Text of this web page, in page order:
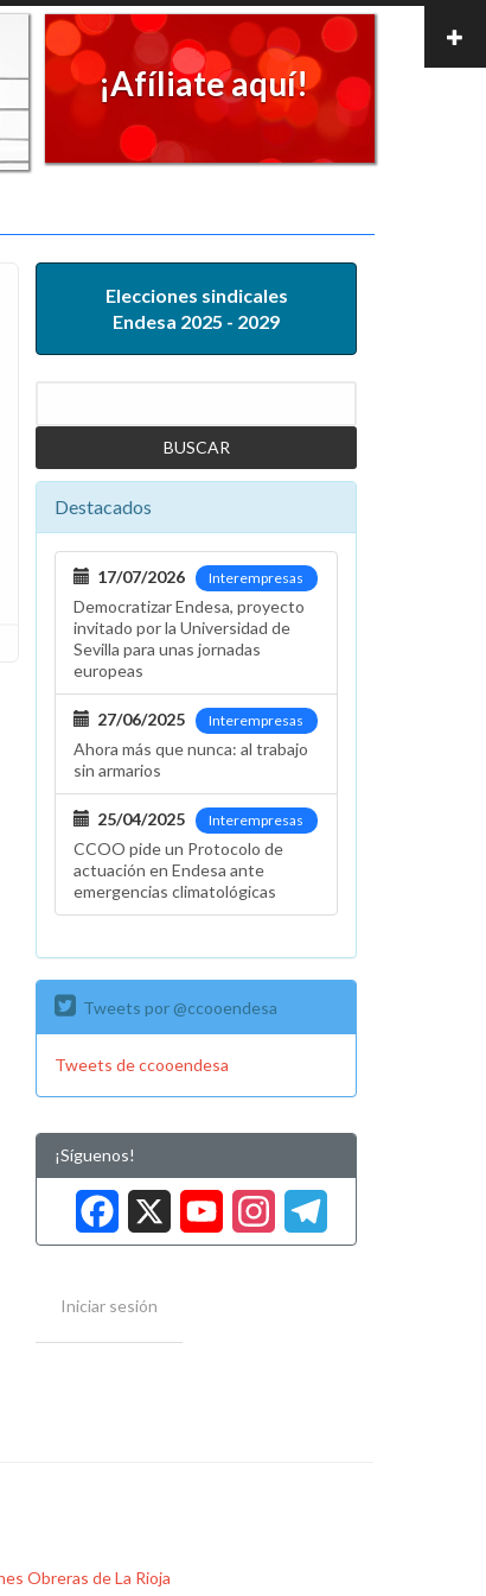
¡Afíliate aquí!
Elecciones sindicales
Endesa 2025 - 2029
Destacados
Interempresas
17/07/2026
Democratizar Endesa, proyecto
invitado por la Universidad de
Sevilla para unas jornadas
europeas
Interempresas
27/06/2025
Ahora más que nunca: al trabajo
sin armarios
Interempresas
25/04/2025
CCOO pide un Protocolo de
actuación en Endesa ante
emergencias climatológicas
Tweets por @ccooendesa
Tweets de ccooendesa
¡Síguenos!
Facebook
XYouTube
Iniciar sesión
Obreras de La Rioja